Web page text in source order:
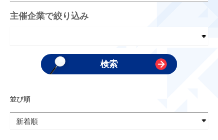
主催企業で絞り込み
並び順